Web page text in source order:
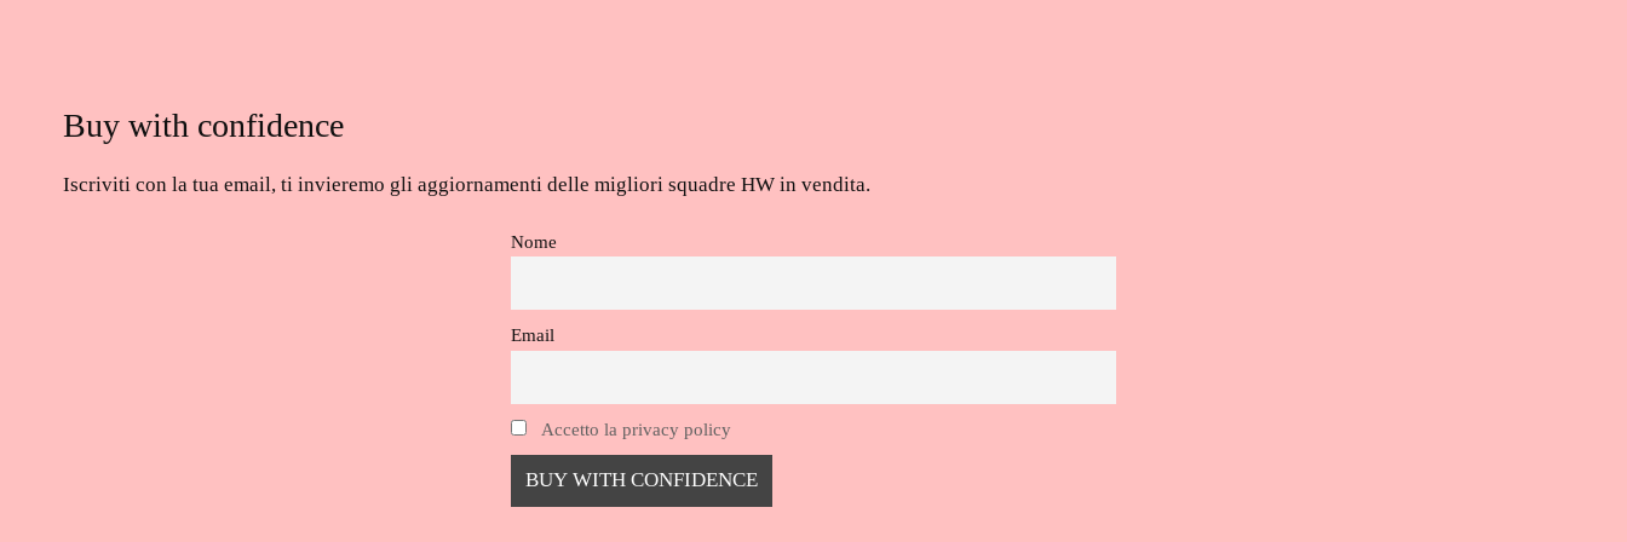
Buy with confidence
Iscriviti con la tua email, ti invieremo gli aggiornamenti delle migliori squadre HW in vendita.
Nome
Email
Accetto la privacy policy